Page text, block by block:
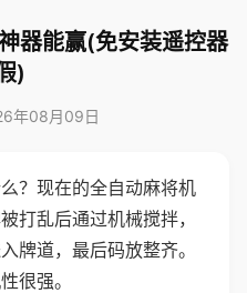
器能赢(免安装遥控器
)
年08月09日
？现在的全自动麻将机
打乱后通过机械搅拌，
牌道，最后码放整齐。
很强。